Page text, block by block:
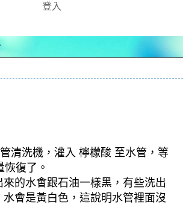
登入
清洗機，灌入 檸檬酸 至水管，等
復了。
的水會跟石油一樣黑，有些洗出
會是黃白色，這說明水管裡面沒